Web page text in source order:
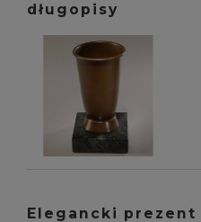
długopisy
Elegancki